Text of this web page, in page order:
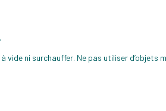
ni surchauffer. Ne pas utiliser d’objets